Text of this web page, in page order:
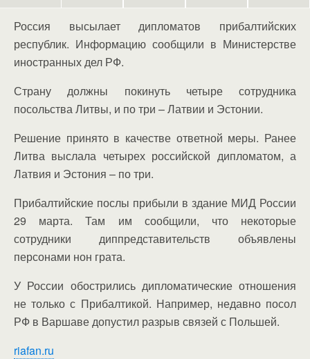
Россия высылает дипломатов прибалтийских
республик. Информацию сообщили в Министерстве
иностранных дел РФ.
Страну должны покинуть четыре сотрудника
посольства Литвы, и по три – Латвии и Эстонии.
Решение принято в качестве ответной меры. Ранее
Литва выслала четырех российской дипломатом, а
Латвия и Эстония – по три.
Прибалтийские послы прибыли в здание МИД России
29 марта. Там им сообщили, что некоторые
сотрудники диппредставительств объявлены
персонами нон грата.
У России обострились дипломатические отношения
не только с Прибалтикой. Например, недавно посол
РФ в Варшаве допустил разрыв связей с Польшей.
riafan.ru